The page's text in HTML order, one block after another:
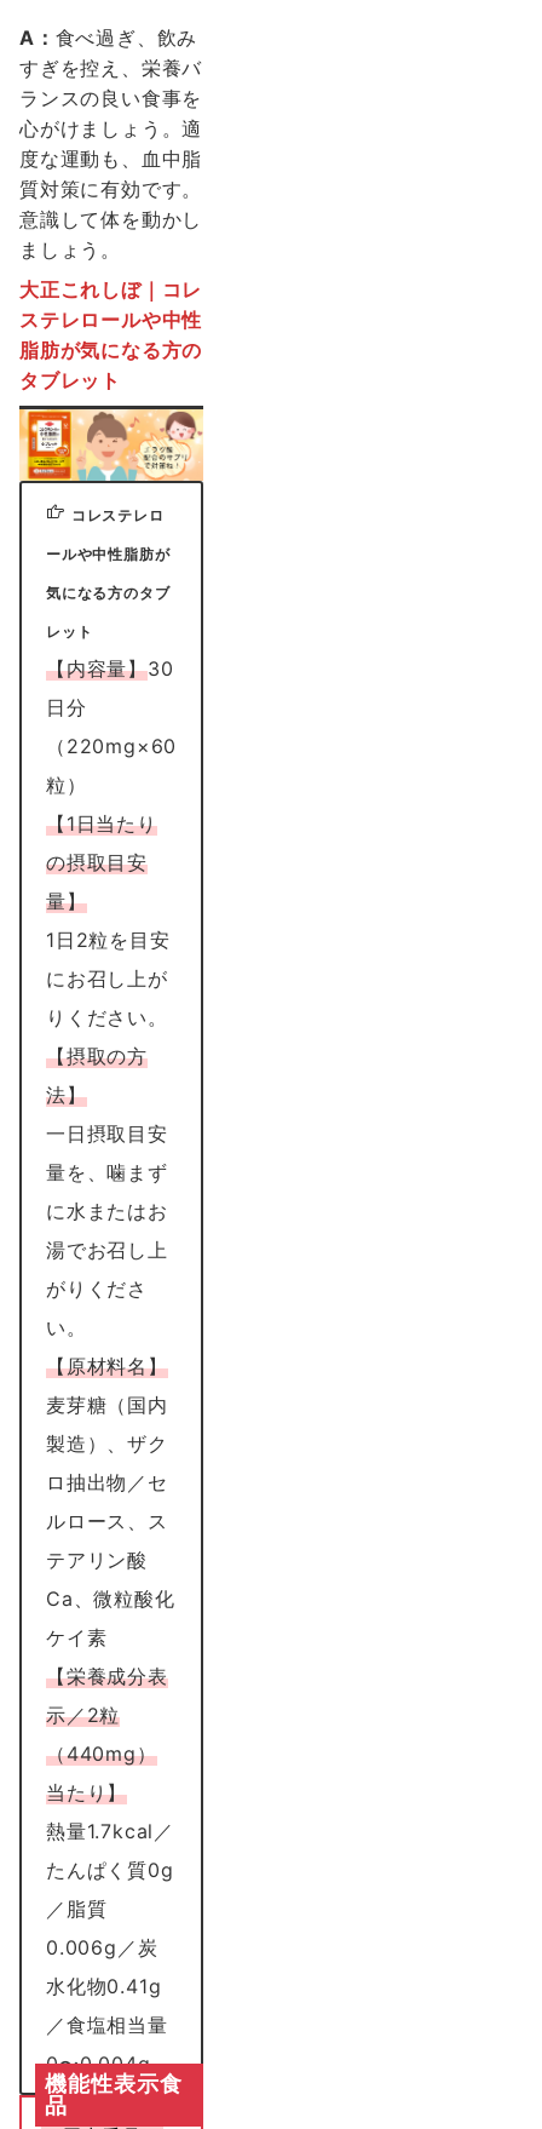
A： 食べ過ぎ、飲み
すぎを控え、栄養バ
ランスの良い食事を
心がけましょう。適
度な運動も、血中脂
質対策に有効です。
意識して体を動かし
ましょう。
大正これしぼ｜ コレ
ステレロールや中性
脂肪が気になる方の
タブレット
コレステレロ
ールや中性脂肪が
気になる方のタブ
レット
【内容量】30
日分
（220mg×60
粒）
【1日当たり
の摂取目安
量】
1日2粒を目安
にお召し上が
りください。
【摂取の方
法】
一日摂取目安
量を、噛まず
に水またはお
湯でお召し上
がりくださ
い。
【原材料名】
麦芽糖（国内
製造）、ザク
ロ抽出物／セ
ルロース、ス
テアリン酸
Ca、微粒酸化
ケイ素
【栄養成分表
示／2粒
（440mg）
当たり】
熱量1.7kcal／
たんぱく質0g
／脂質
0.006g／炭
水化物0.41g
／食塩相当量
0〜0,004g
機能性表示食
品